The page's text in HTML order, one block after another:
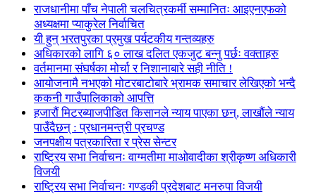
राजधानीमा पाँच नेपाली चलचित्रकर्मी सम्मानितः आइएनएफको
अध्यक्षमा प्याकुरेल निर्वाचित
यी हुन् भरतपुरका प्रमुख पर्यटकीय गन्तव्यहरु
अधिकारको लागि ६० लाख दलित एकजुट बन्नु पर्छः वक्ताहरु
वर्तमानमा संघर्षका मोर्चा र निशानाबारे सही नीति !
आयोजनामै नभएको मोटरबाटोबारे भ्रामक समाचार लेखिएको भन्दै
ककनी गाउँपालिकाको आपत्ति
हजारौं मिटरब्याजपीडित किसानले न्याय पाएका छन्, लाखौंले न्याय
पाउँदैछन् : प्रधानमन्त्री प्रचण्ड
जनपक्षीय पत्रकारिता र प्रेस सेन्टर
राष्ट्रिय सभा निर्वाचनः वाग्मतीमा माओवादीका श्रीकृष्ण अधिकारी
विजयी
राष्ट्रिय सभा निर्वाचनः गण्डकी प्रदेशबाट मनरुपा विजयी